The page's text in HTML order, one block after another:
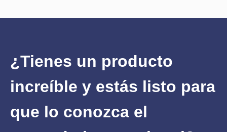
¿Tienes un producto
increíble y estás listo para
que lo conozca el